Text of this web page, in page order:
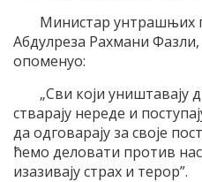
Министар унтрашњих
Абдулреза Рахмани
опоменуо:
„Сви који уништавају
стварају нереде и
да одговарају за своје
ћемо деловати против
изазивају страх и терор”.